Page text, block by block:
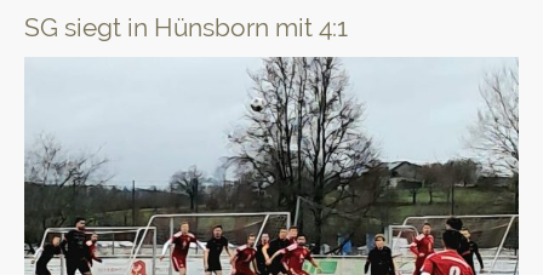
SG siegt in Hünsborn mit 4:1